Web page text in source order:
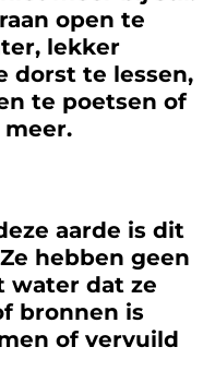
open te
lekker
dorst te lessen,
te poetsen of
aarde is dit
hebben geen
water dat ze
bronnen is
of vervuild